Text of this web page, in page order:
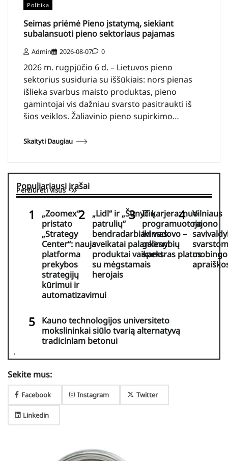
Politika
Seimas priėmė Pieno įstatymą, siekiant
subalansuoti pieno sektoriaus pajamas
Admin 2026-08-07 0
2026 m. rugpjūčio 6 d. – Lietuvos pieno
sektorius susiduria su iššūkiais: nors pienas
išlieka svarbus maisto produktas, pieno
gamintojai vis dažniau svarsto pasitraukti iš
šios veiklos. Žaliavinio pieno supirkimo…
Skaityti Daugiau
Populiariausi įrašai
Peržiūrėti visus
„Zoomex“
pristato
„Strategy
Center“: nauja
platforma
prekybos
strategijų
kūrimui ir
automatizavimui
„Lidl“ ir „Šunyčių
patrulių“
bendradarbiavimas:
sveikatai palankesni
produktai vaikams
su mėgstamais
herojais
IT karjera: nuo
programuotojo
iki vadovo –
galimybių
spektras platus
Vilniaus
rajono
mobingo
Kauno technologijos universiteto
mokslininkai siūlo tvarią alternatyvą
tradiciniam betonui
Sekite mus:
Facebook Instagram Twitter
Linkedin